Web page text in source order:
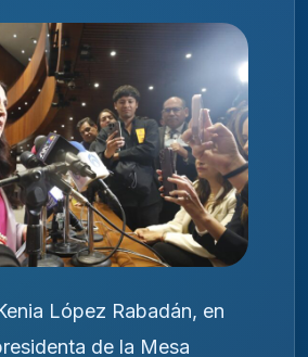
López Rabadán, en
de la Mesa